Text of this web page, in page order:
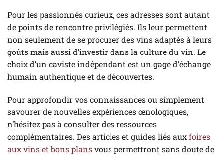
Pour les passionnés curieux, ces adresses sont autant
de points de rencontre privilégiés. Ils leur permettent
non seulement de se procurer des vins adaptés à leurs
goûts mais aussi d’investir dans la culture du vin. Le
choix d’un caviste indépendant est un gage d’échange
humain authentique et de découvertes.
Pour approfondir vos connaissances ou simplement
savourer de nouvelles expériences œnologiques,
n’hésitez pas à consulter des ressources
complémentaires. Des articles et guides liés auxfoires
aux vins et bons plansvous permettront sans doute de